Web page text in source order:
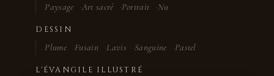
Paysage Art sacré Portrait Nu
DESSIN
Plume Fusain Lavis Sanguine Pastel
L'ÉVANGILE ILLUSTRÉ